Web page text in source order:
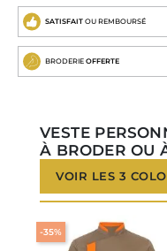
SATISFAIT OU REMBOURSÉ
BRODERIE OFFERTE
VESTE
À BRODER OU
VOIR LES 3
-35%